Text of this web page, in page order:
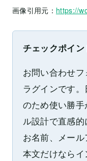
画像引用元： https://
チェックポイ
お問い合わせ
ラグインです
のため使い勝
ル設計で直感的
お名前、メー
本文だけなら